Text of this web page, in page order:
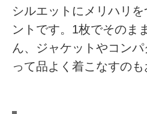
シルエットにメリハリ
ントです。1枚でそのま
ん、ジャケットやコン
って品よく着こなすのも